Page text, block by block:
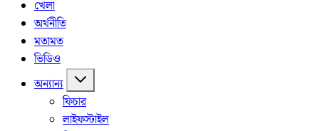
খেলা
অর্থনীতি
মতামত
ভিডিও
অন্যান্য
ফিচার
লাইফস্টাইল